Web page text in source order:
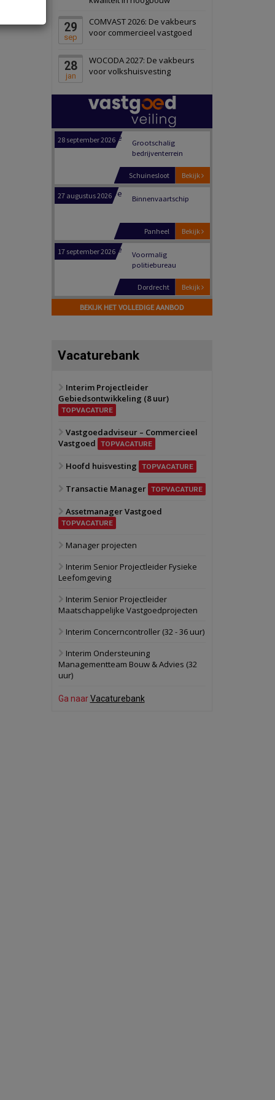
29
sep
COMVAST 2026: De vakbeurs
voor commercieel vastgoed
28
jan
WOCODA 2027: De vakbeurs
voor volkshuisvesting
Schiedam
22 september 2026 Attractiepark
Bekijk
Oranje
28 september 2026
bedrijventerrein
Schuinesloot
27 augustus 2026 Binnenvaartschip
Bekijk
Panheel
17 september 2026
Voormalig
Bekijk
Dordrecht
17 september 2026
Voormalig
politiebureau
Bekijk
Hilversum
17 september 2026
Voormalig
Zwanenburg
6 oktober 2026
Oranje
28 september 2026
bedrijventerrein
Bekijk
Schuinesloot
politiebureau
17 september 2026
Voormalig
BEKIJK HET VOLLEDIGE AANBOD
Vacaturebank
Interim Projectleider
Gebiedsontwikkeling (8 uur)
TOPVACATURE
Vastgoedadviseur – Commercieel
Vastgoed
TOPVACATURE
Hoofd huisvesting TOPVACATURE
Transactie Manager TOPVACATURE
Assetmanager Vastgoed
TOPVACATURE
Manager projecten
Interim Senior Projectleider Fysieke
Leefomgeving
Interim Senior Projectleider
Maatschappelijke Vastgoedprojecten
Interim Concerncontroller (32 - 36 uur)
Interim Ondersteuning
Managementteam Bouw & Advies (32
uur)
Ga naarVacaturebank